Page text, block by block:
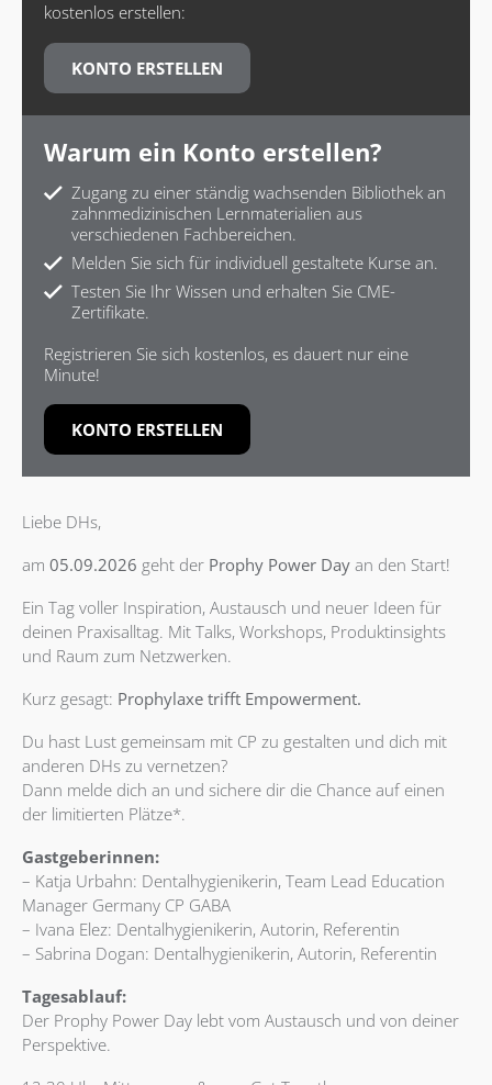
kostenlos erstellen:
KONTO ERSTELLEN
Warum ein Konto erstellen?
Zugang zu einer ständig wachsenden Bibliothek an
zahnmedizinischen Lernmaterialien aus
verschiedenen Fachbereichen.
Melden Sie sich für individuell gestaltete Kurse an.
Testen Sie Ihr Wissen und erhalten Sie CME-
Zertifikate.
Registrieren Sie sich kostenlos, es dauert nur eine
Minute!
KONTO ERSTELLEN
Liebe DHs,
am 05.09.2026 geht der Prophy Power Day an den Start!
Ein Tag voller Inspiration, Austausch und neuer Ideen für
deinen Praxisalltag. Mit Talks, Workshops, Produktinsights
und Raum zum Netzwerken.
Kurz gesagt: Prophylaxe trifft Empowerment.
Du hast Lust gemeinsam mit CP zu gestalten und dich mit
anderen DHs zu vernetzen?
Dann melde dich an und sichere dir die Chance auf einen
der limitierten Plätze*.
Gastgeberinnen:
– Katja Urbahn: Dentalhygienikerin, Team Lead Education
Manager Germany CP GABA
– Ivana Elez: Dentalhygienikerin, Autorin, Referentin
– Sabrina Dogan: Dentalhygienikerin, Autorin, Referentin
Tagesablauf:
Der Prophy Power Day lebt vom Austausch und von deiner
Perspektive.